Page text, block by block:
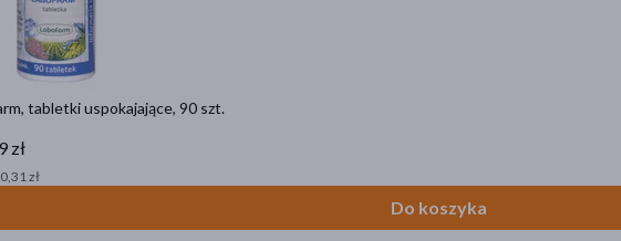
tabletki uspokajające, 90 szt.
zł
zł
Do koszyka